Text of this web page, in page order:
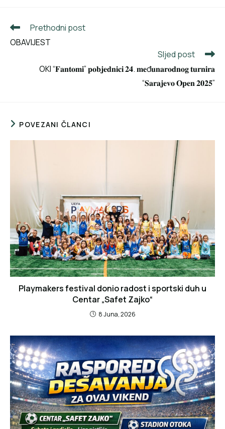
Prethodni post
OBAVIJEST
Sljed post
OKI “𝐅𝐚𝐧𝐭𝐨𝐦𝐢” 𝐩𝐨𝐛𝐣𝐞𝐝𝐧𝐢𝐜𝐢 𝟐𝟒. 𝐦𝐞đ𝐮𝐧𝐚𝐫𝐨𝐝𝐧𝐨𝐠 𝐭𝐮𝐫𝐧𝐢𝐫𝐚
“𝐒𝐚𝐫𝐚𝐣𝐞𝐯𝐨 𝐎𝐩𝐞𝐧 𝟐𝟎𝟐𝟓”
POVEZANI ČLANCI
Playmakers festival donio radost i sportski duh u
Centar „Safet Zajko“
8 Juna, 2026